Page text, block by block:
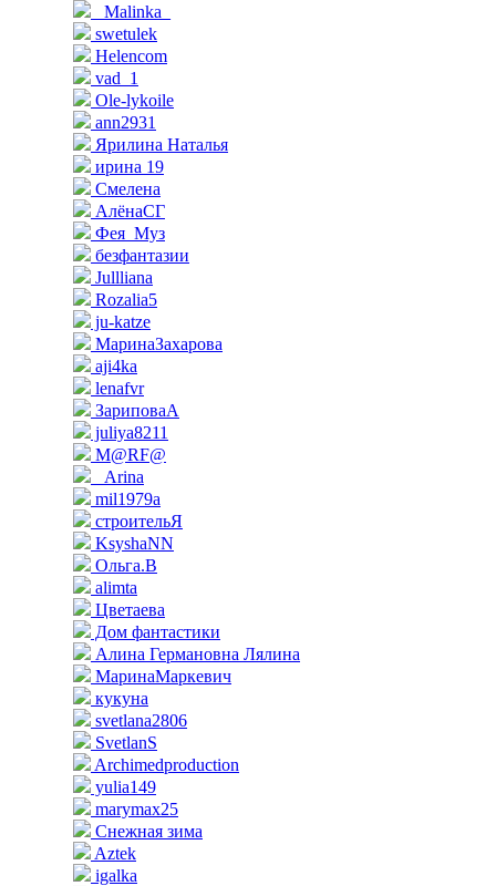
_Malinka_
swetulek
Helencom
vad_1
Ole-lykoile
ann2931
Ярилина Наталья
ирина 19
Смелена
АлёнаСГ
Фея_Муз
безфантазии
Jullliana
Rozalia5
ju-katze
МаринаЗахарова
aji4ka
lenafvr
ЗариповаА
juliya8211
M@RF@
_Arina
mil1979a
строительЯ
KsyshaNN
Ольга.В
alimta
Цветаева
Дом фантастики
Алина Германовна Лялина
МаринаМаркевич
кукуна
svetlana2806
SvetlanS
Archimedproduction
yulia149
marymax25
Снежная зима
Aztek
igalka